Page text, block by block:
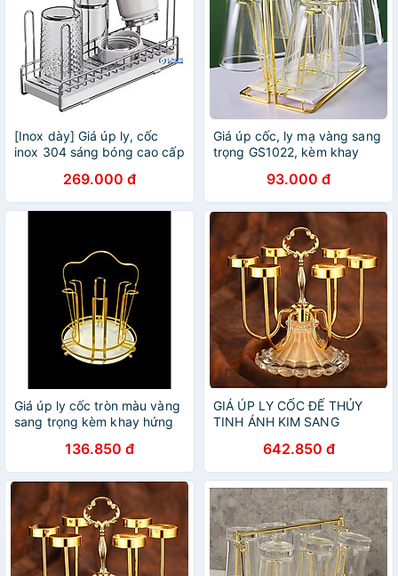
[Inox dày] Giá úp ly, cốc
inox 304 sáng bóng cao cấp
269.000 đ
Giá úp cốc, ly mạ vàng sang
trọng GS1022, kèm khay
93.000 đ
Giá úp ly cốc tròn màu vàng
sang trọng kèm khay hứng
136.850 đ
GIÁ ÚP LY CỐC ĐẾ THỦY
TINH ÁNH KIM SANG
642.850 đ